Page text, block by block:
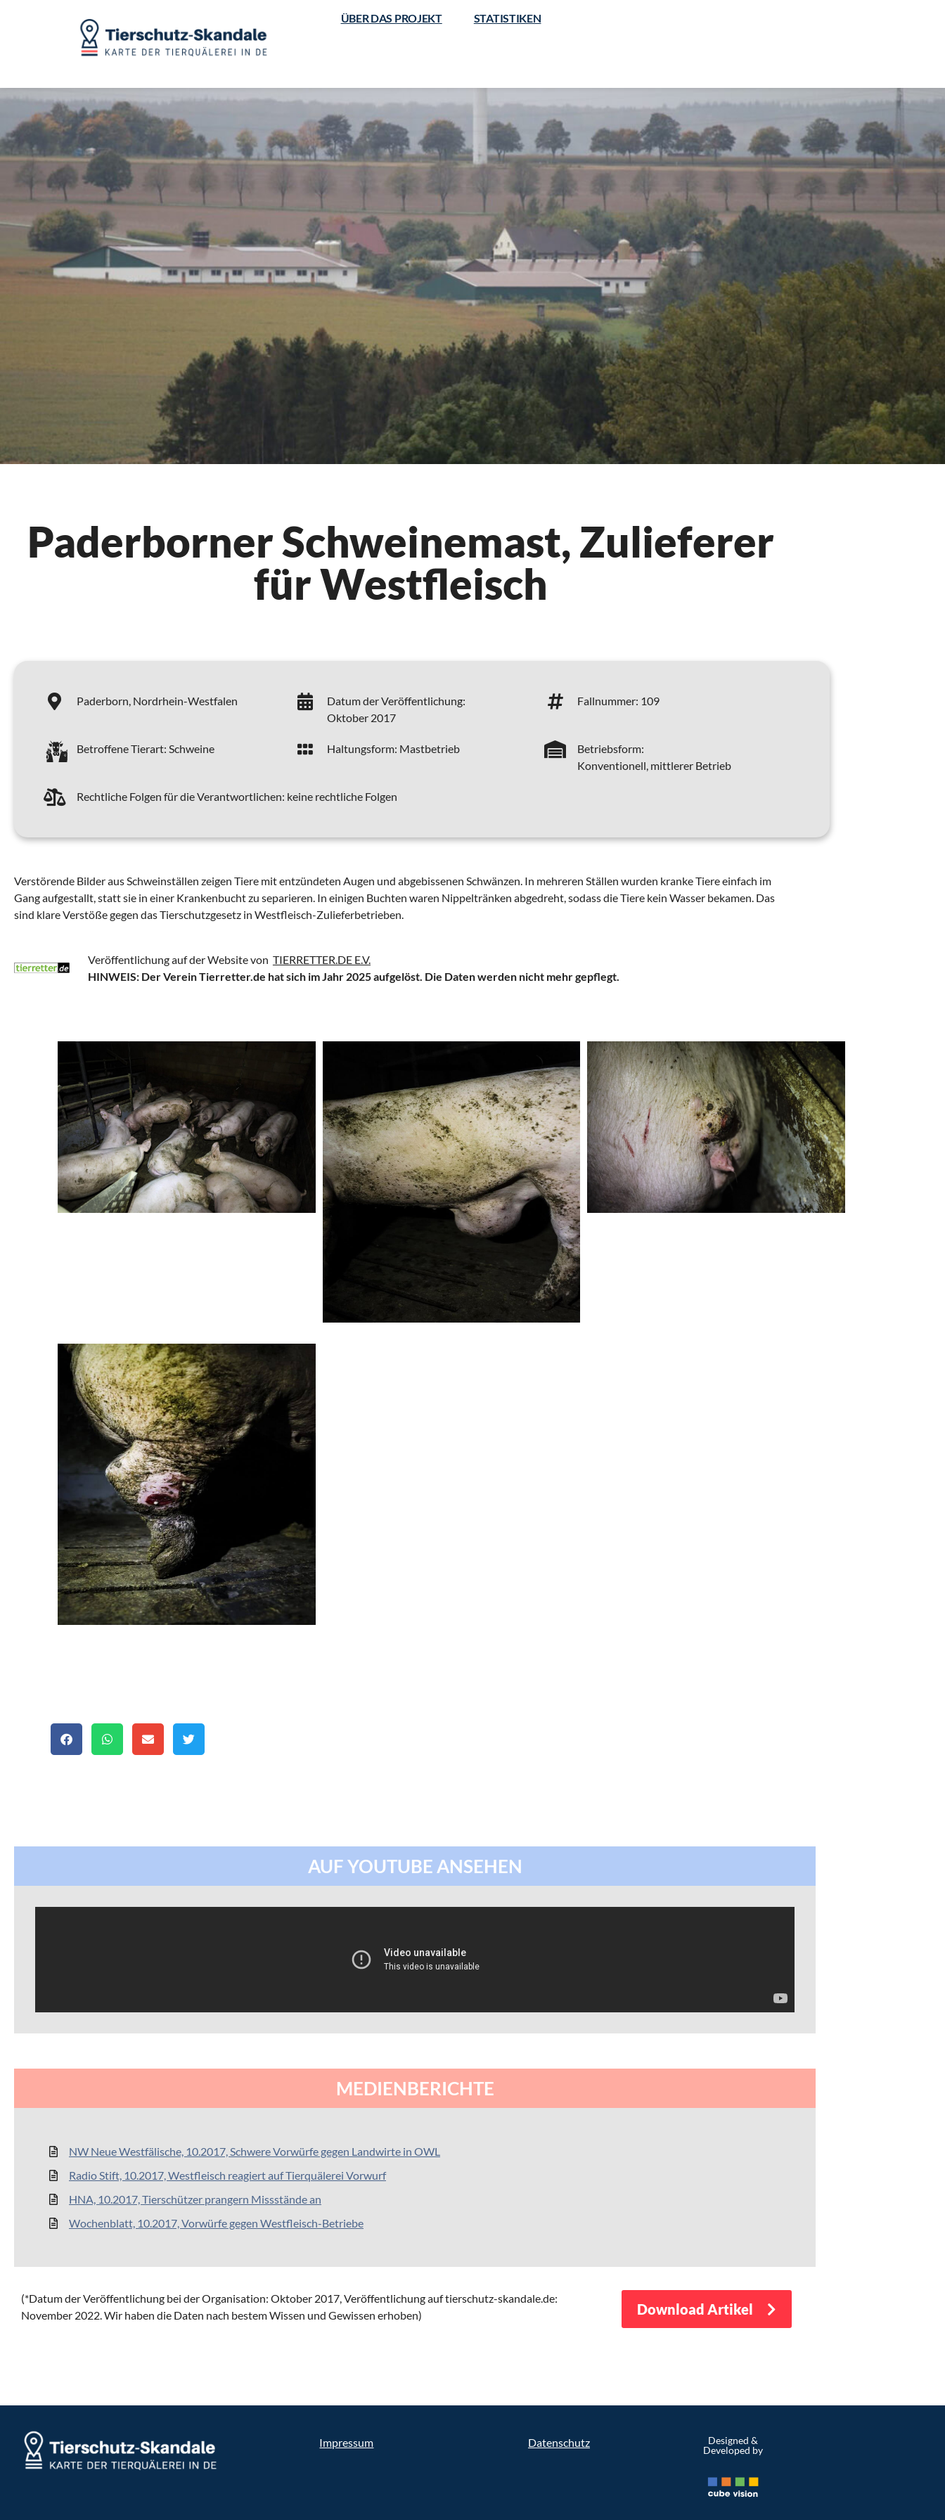
ÜBER DAS PROJEKT STATISTIKEN
Paderborner Schweinemast, Zulieferer
für Westfleisch
Paderborn, Nordrhein-Westfalen
Datum der Veröffentlichung:
Oktober 2017
Fallnummer: 109
Betroffene Tierart: Schweine Haltungsform: Mastbetrieb
Betriebsform:
Konventionell, mittlerer Betrieb
Rechtliche Folgen für die Verantwortlichen: keine rechtliche Folgen
Verstörende Bilder aus Schweinställen zeigen Tiere mit entzündeten Augen und abgebissenen Schwänzen. In mehreren Ställen wurden kranke Tiere einfach im
Gang aufgestallt, statt sie in einer Krankenbucht zu separieren. In einigen Buchten waren Nippeltränken abgedreht, sodass die Tiere kein Wasser bekamen. Das
sind klare Verstöße gegen das Tierschutzgesetz in Westfleisch-Zulieferbetrieben.
Veröffentlichung auf der Website von TIERRETTER.DE E.V.
HINWEIS: Der Verein Tierretter.de hat sich im Jahr 2025 aufgelöst. Die Daten werden nicht mehr gepflegt.
AUF YOUTUBE ANSEHEN
MEDIENBERICHTE
NW Neue Westfälische, 10.2017, Schwere Vorwürfe gegen Landwirte in OWL
Radio Stift, 10.2017, Westfleisch reagiert auf Tierquälerei Vorwurf
HNA, 10.2017, Tierschützer prangern Missstände an
Wochenblatt, 10.2017, Vorwürfe gegen Westfleisch-Betriebe
(*Datum der Veröffentlichung bei der Organisation: Oktober 2017,Veröffentlichung auf tierschutz-skandale.de:
November 2022.Wir haben die Daten nach bestem Wissen und Gewissen erhoben) Download Artikel
Impressum Datenschutz
Designed &
Developed by